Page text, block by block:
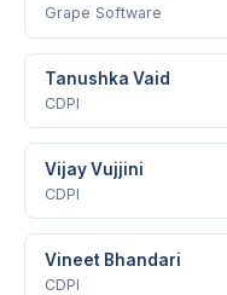
Grape Software
Tanushka Vaid
CDPI
Vijay Vujjini
CDPI
Vineet Bhandari
CDPI